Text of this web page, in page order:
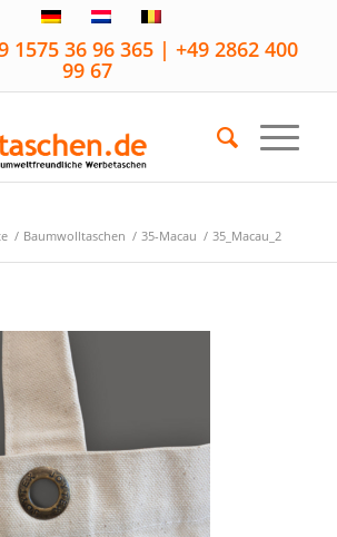
1575 36 96 365 | +49 2862 400
99 67
/ Baumwolltaschen / 35-Macau / 35_Macau_2